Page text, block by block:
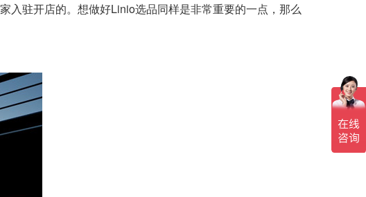
入驻开店的。想做好Linio选品同样是非常重要的一点，那么